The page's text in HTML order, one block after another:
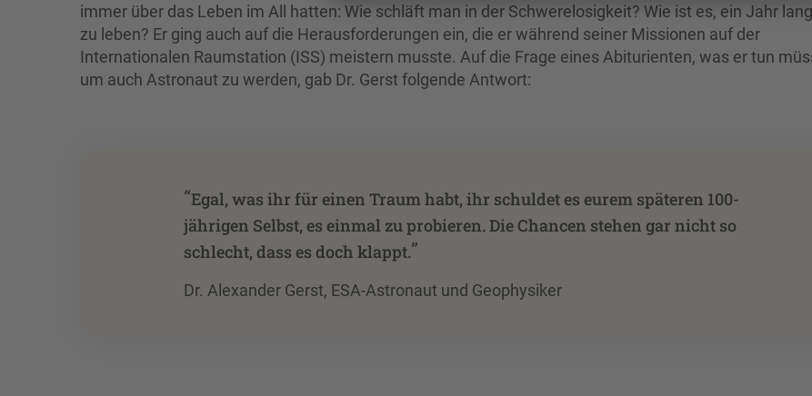
immer über das Leben im All hatten: Wie schläft man in der Schwerelosigkeit? Wie ist es, ein Jahr
zu leben? Er ging auch auf die Herausforderungen ein, die er während seiner Missionen auf der
Internationalen Raumstation (ISS) meistern musste. Auf die Frage eines Abiturienten, was er tun
um auch Astronaut zu werden, gab Dr. Gerst folgende Antwort:
“Egal, was ihr für einen Traum habt, ihr schuldet es eurem späteren 100-
jährigen Selbst, es einmal zu probieren. Die Chancen stehen gar nicht so
schlecht, dass es doch klappt.”
Dr. Alexander Gerst, ESA-Astronaut und Geophysiker